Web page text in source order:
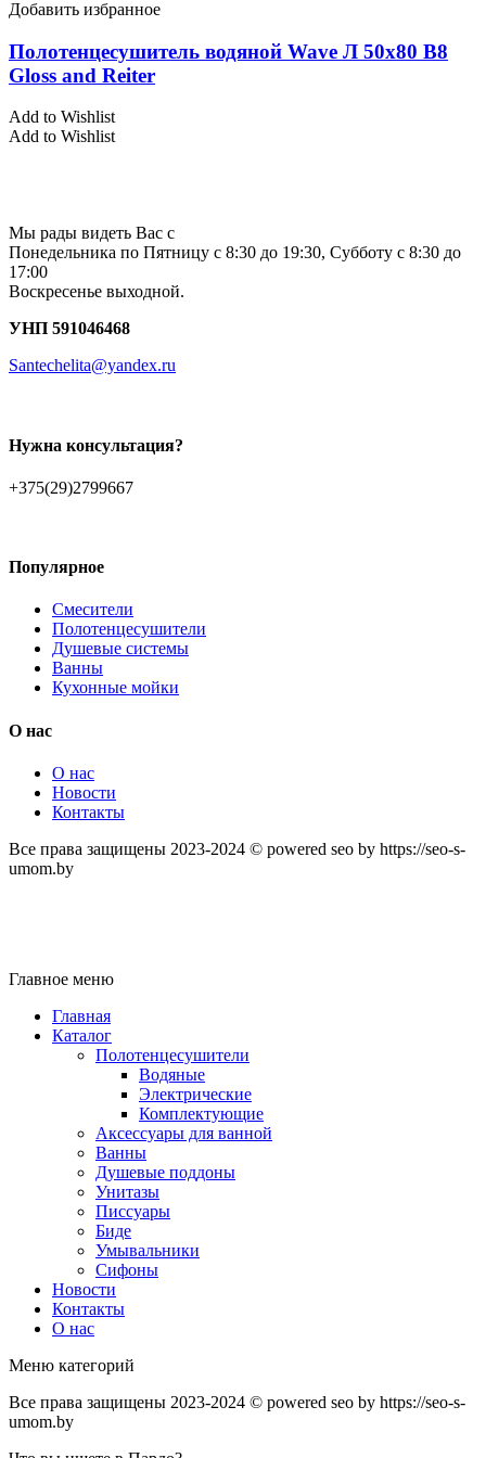
Добавить избранное
Полотенцесушитель водяной Wave Л 50х80 В8
Gloss and Reiter
Add to Wishlist
Add to Wishlist
Мы рады видеть Вас с
Понедельника по Пятницу с 8:30 до 19:30, Субботу с 8:30 до
17:00
Воскресенье выходной.
УНП 591046468
Santechelita@yandex.ru
Нужна консультация?
+375(29)2799667
Популярное
Смесители
Полотенцесушители
Душевые системы
Ванны
Кухонные мойки
О нас
О нас
Новости
Контакты
Все права защищены 2023-2024 © powered seo by https://seo-s-
umom.by
Главное меню
Главная
Каталог
Полотенцесушители
Водяные
Электрические
Комплектующие
Аксессуары для ванной
Ванны
Душевые поддоны
Унитазы
Писсуары
Биде
Умывальники
Сифоны
Новости
Контакты
О нас
Меню категорий
Все права защищены 2023-2024 © powered seo by https://seo-s-
umom.by